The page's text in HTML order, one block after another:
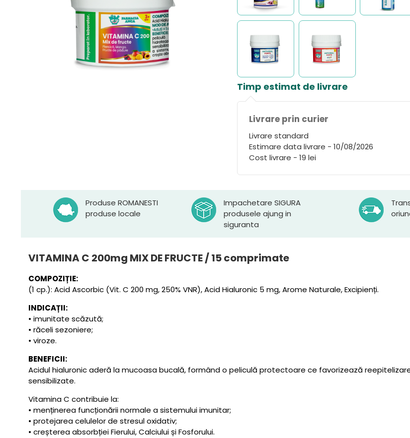
Timp estimat de livrare
Livrare prin curier
Livrare standard
Estimare data livrare - 10/08/2026
Cost livrare - 19 lei
Produse ROMANESTI
produse locale
Impachetare SIGURA
produsele ajung in
siguranta
VITAMINA C 200mg MIX DE FRUCTE / 15 comprimate
COMPOZIȚIE:
(1 cp.): Acid Ascorbic (Vit. C 200 mg, 250% VNR), Acid Hialuronic 5 mg, Arome Naturale, Excipienți.
INDICAȚII:
• imunitate scăzută;
• răceli sezoniere;
• viroze.
BENEFICII:
Acidul hialuronic aderă la mucoasa bucală, formând o peliculă protectoare ce favorizează
sensibilizate.
Vitamina C contribuie la:
• menținerea funcționării normale a sistemului imunitar;
• protejarea celulelor de stresul oxidativ;
• creșterea absorbției Fierului, Calciului și Fosforului.